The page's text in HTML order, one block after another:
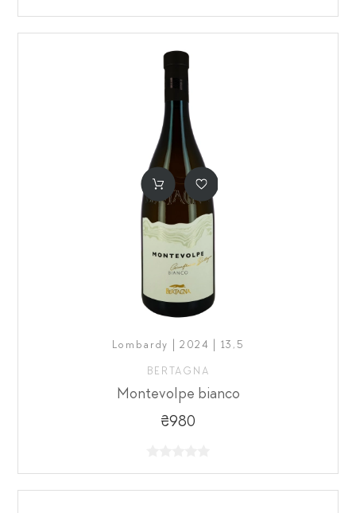
Lombardy | 2024 | 13,5
BERTAGNA
Montevolpe bianco
₴980